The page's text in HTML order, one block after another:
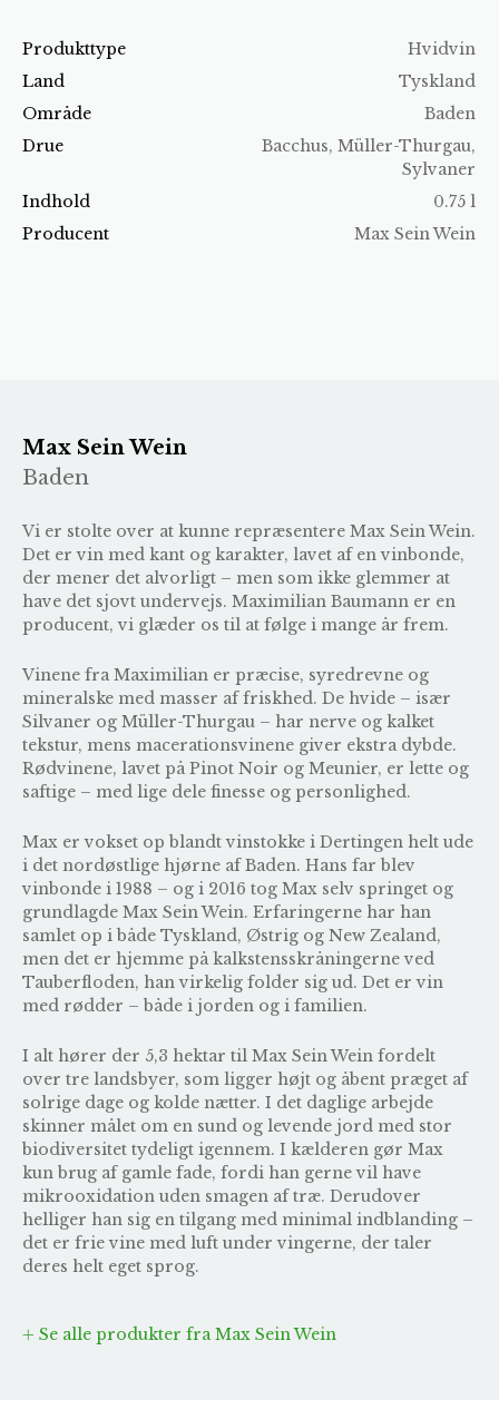
Produkttype
Hvidvin
Land
Tyskland
Område
Baden
Drue
Bacchus, Müller-Thurgau,
Sylvaner
Indhold
0.75 l
Producent
Max Sein Wein
Max Sein Wein
Baden
Vi er stolte over at kunne repræsentere Max Sein Wein.
Det er vin med kant og karakter, lavet af en vinbonde,
der mener det alvorligt – men som ikke glemmer at
have det sjovt undervejs. Maximilian Baumann er en
producent, vi glæder os til at følge i mange år frem.
Vinene fra Maximilian er præcise, syredrevne og
mineralske med masser af friskhed. De hvide – især
Silvaner og Müller-Thurgau – har nerve og kalket
tekstur, mens macerationsvinene giver ekstra dybde.
Rødvinene, lavet på Pinot Noir og Meunier, er lette og
saftige – med lige dele finesse og personlighed.
Max er vokset op blandt vinstokke i Dertingen helt ude
i det nordøstlige hjørne af Baden. Hans far blev
vinbonde i 1988 – og i 2016 tog Max selv springet og
grundlagde Max Sein Wein. Erfaringerne har han
samlet op i både Tyskland, Østrig og New Zealand,
men det er hjemme på kalkstensskråningerne ved
Tauberfloden, han virkelig folder sig ud. Det er vin
med rødder – både i jorden og i familien.
I alt hører der 5,3 hektar til Max Sein Wein fordelt
over tre landsbyer, som ligger højt og åbent præget af
solrige dage og kolde nætter. I det daglige arbejde
skinner målet om en sund og levende jord med stor
biodiversitet tydeligt igennem. I kælderen gør Max
kun brug af gamle fade, fordi han gerne vil have
mikrooxidation uden smagen af træ. Derudover
helliger han sig en tilgang med minimal indblanding –
det er frie vine med luft under vingerne, der taler
deres helt eget sprog.
Se alle produkter fra Max Sein Wein